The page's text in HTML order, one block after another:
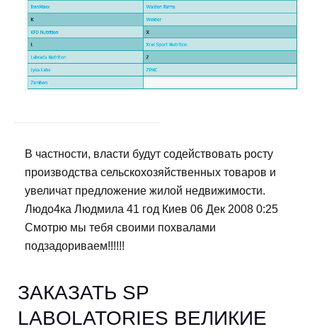
В частности, власти будут содействовать росту
производства сельскохозяйственных товаров и
увеличат предложение жилой недвижимости.
Людо4ка Людмила 41 год Киев 06 Дек 2008 0:25
Смотрю мы тебя своими похвалами
подзадориваем!!!!!!
ЗАКАЗАТЬ SP
LABOLATORIES ВЕЛИКИЕ